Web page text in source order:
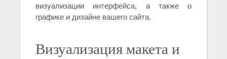
визуализации интерфейса, а также о
графике и дизайне вашего сайта.
Визуализация макета и